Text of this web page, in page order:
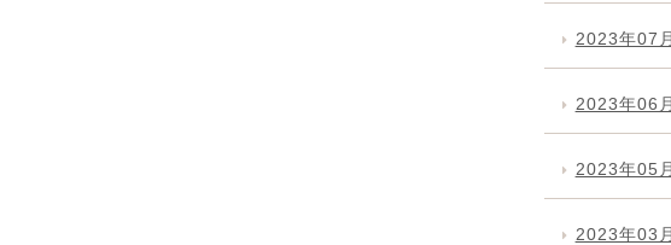
2023年07
2023年06
2023年05
2023年03